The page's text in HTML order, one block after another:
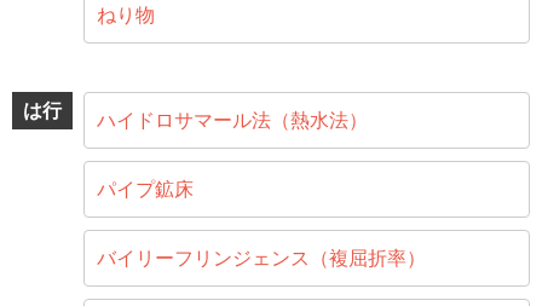
ねり物
は行 ハイドロサマール法（熱水法）
パイプ鉱床
バイリーフリンジェンス（複屈折率）